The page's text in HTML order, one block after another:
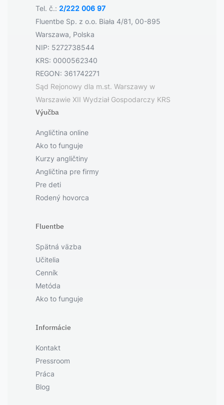
Tel. č.: 2/222 006 97
Fluentbe Sp. z o.o. Biała 4/81, 00-895
Warszawa, Polska
NIP: 5272738544
KRS: 0000562340
REGON: 361742271
Sąd Rejonowy dla m.st. Warszawy w
Warszawie XII Wydział Gospodarczy KRS
Výučba
Angličtina online
Ako to funguje
Kurzy angličtiny
Angličtina pre firmy
Pre deti
Rodený hovorca
Fluentbe
Spätná väzba
Učitelia
Cenník
Metóda
Ako to funguje
Informácie
Kontakt
Pressroom
Práca
Blog